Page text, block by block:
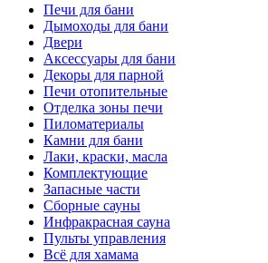
Печи для бани
Дымоходы для бани
Двери
Аксессуары для бани
Декоры для парной
Печи отопительные
Отделка зоны печи
Пиломатериалы
Камни для бани
Лаки, краски, масла
Комплектующие
Запасные части
Сборные сауны
Инфракрасная сауна
Пульты управления
Всё для хамама